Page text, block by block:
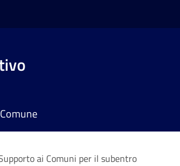
ai Comuni per il subentro